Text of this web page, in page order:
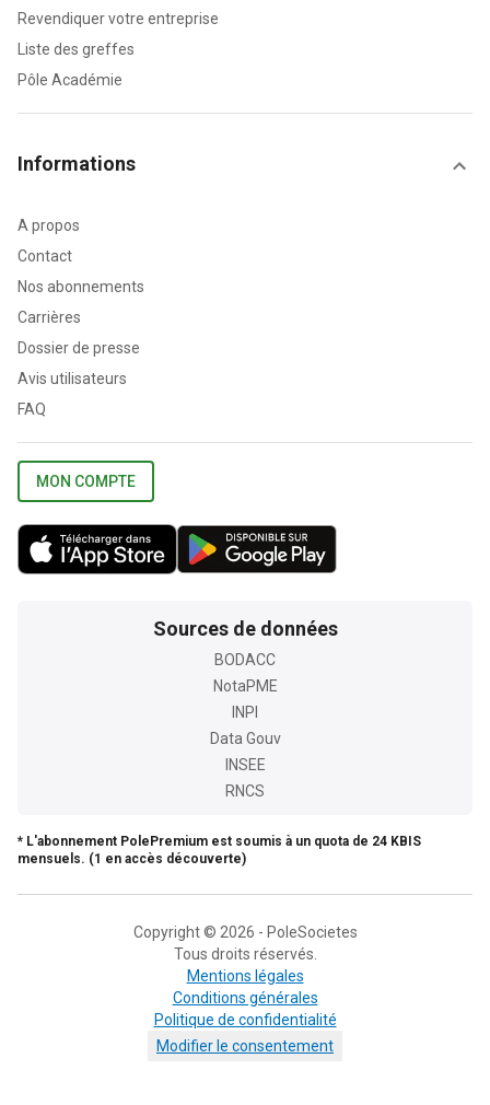
Revendiquer votre entreprise
Liste des greffes
Pôle Académie
Informations
A propos
Contact
Nos abonnements
Carrières
Dossier de presse
Avis utilisateurs
FAQ
MON COMPTE
Sources de données
BODACC
NotaPME
INPI
Data Gouv
INSEE
RNCS
* L'abonnement PolePremium est soumis à un quota de 24 KBIS
mensuels. (1 en accès découverte)
Copyright © 2026 - PoleSocietes
Tous droits réservés.
Mentions légales
Conditions générales
Politique de confidentialité
Modifier le consentement